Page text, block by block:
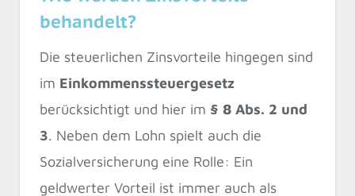
behandelt?
Die steuerlichen Zinsvorteile hingegen sind
im Einkommenssteuergesetz
berücksichtigt und hier im § 8 Abs. 2 und
3. Neben dem Lohn spielt auch die
Sozialversicherung eine Rolle: Ein
geldwerter Vorteil ist immer auch als